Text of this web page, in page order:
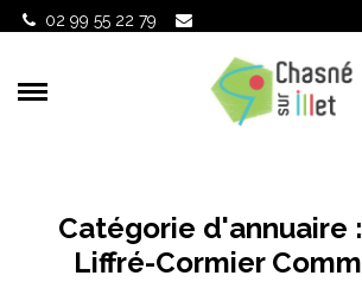
Gestion des traceurs
02 99 55 22 79
Catégorie d'annuaire :
Liffré-Cormier